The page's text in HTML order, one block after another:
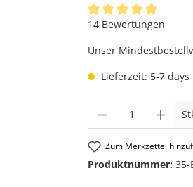
Durchschnittliche
14 Bewertungen
Unser
Lieferzeit: 5-7 days
Produkt
Zum Merkzettel
Produktnummer: 35-